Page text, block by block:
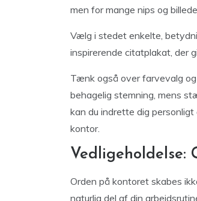
men for mange nips og
Vælg i stedet enkelte,
inspirerende citatplakat, der
Tænk også over farvevalg og
behagelig stemning, mens
kan du indrette dig
kontor.
Vedligeholdelse:
Orden på kontoret skabes
naturlig del af din